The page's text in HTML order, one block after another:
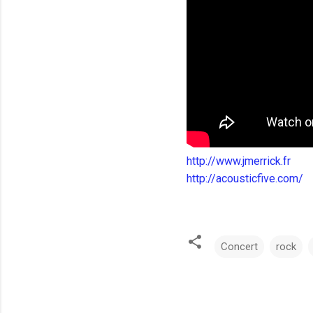
http://www.jmerrick.fr
http://acousticfive.com/
Concert rock